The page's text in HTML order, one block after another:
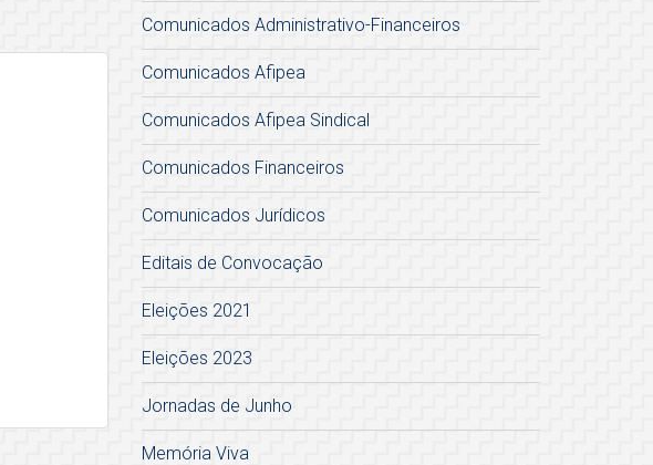
Comunicados Administrativo-Financeiros
Comunicados Afipea
Comunicados Afipea Sindical
Comunicados Financeiros
Comunicados Jurídicos
Editais de Convocação
Eleições 2021
Eleições 2023
Jornadas de Junho
Memória Viva